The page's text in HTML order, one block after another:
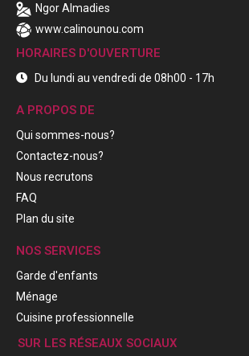
Ngor Almadies
www.calinounou.com
HORAIRES D'OUVERTURE
Du lundi au vendredi de 08h00 - 17h
A PROPOS DE
Qui sommes-nous?
Contactez-nous?
Nous recrutons
FAQ
Plan du site
NOS SERVICES
Garde d'enfants
Ménage
Cuisine professionnelle
SUR LES RÉSEAUX SOCIAUX